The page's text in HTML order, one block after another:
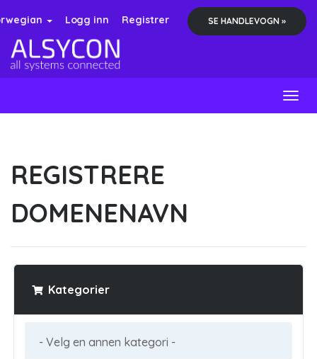
Logg inn Registrer SE HANDLEVOGN »
REGISTRERE
DOMENENAVN
Kategorier